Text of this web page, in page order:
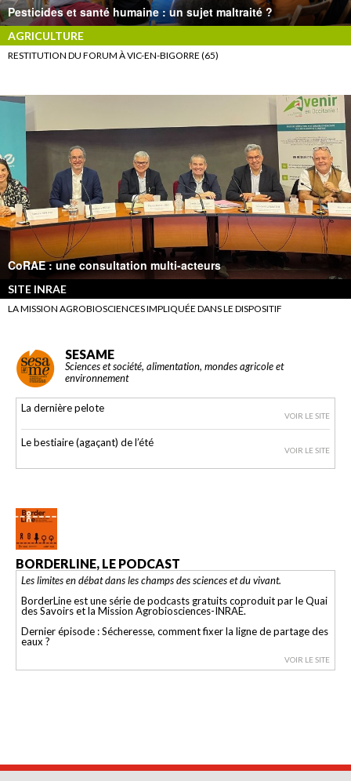
Pesticides et santé humaine : un sujet maltraité ?
AGRICULTURE
RESTITUTION DU FORUM À VIC-EN-BIGORRE (65)
CoRAE : une consultation multi-acteurs
SITE INRAE
LA MISSION AGROBIOSCIENCES IMPLIQUÉE DANS LE DISPOSITIF
SESAME
Sciences et société, alimentation, mondes agricole et
environnement
La dernière pelote
VOIR LE SITE
Le bestiaire (agaçant) de l’été
VOIR LE SITE
BORDERLINE, LE PODCAST
Les limites en débat dans les champs des sciences et du vivant.
BorderLine est une série de podcasts gratuits coproduit par le Quai
des Savoirs et la Mission Agrobiosciences-INRAE.
Dernier épisode : Sécheresse, comment fixer la ligne de partage des
eaux ?
VOIR LE SITE